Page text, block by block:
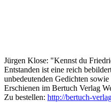
Jürgen Klose: "Kennst du
Entstanden ist eine reich
unbedeutenden Gedichten
Erschienen im Bertuch Verlag
Zu bestellen: http://bertuch-